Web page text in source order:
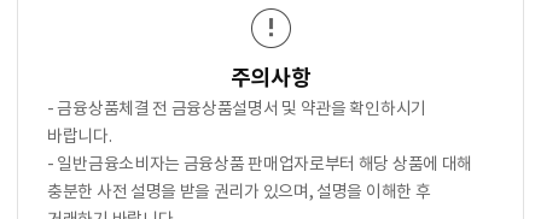
주의사항
- 금융상품체결 전 금융상품설명서 및 약관을 확인하시기
바랍니다.
- 일반금융소비자는 금융상품 판매업자로부터 해당 상품에 대해
충분한 사전 설명을 받을 권리가 있으며, 설명을 이해한 후